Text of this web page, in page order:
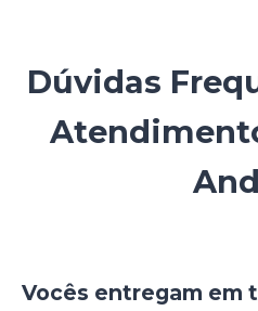
Dúvidas
Vocês entregam em